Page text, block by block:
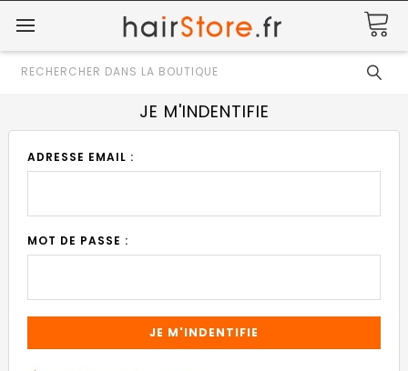
Rechercher
JE M'INDENTIFIE
ADRESSE EMAIL :
MOT DE PASSE :